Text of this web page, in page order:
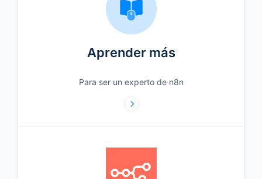
Aprender más
Para ser un experto de n8n